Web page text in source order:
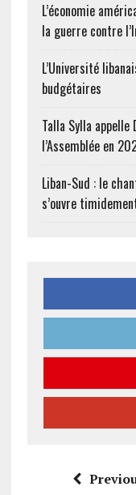
L’économie
la guerre contre
L’Université
budgétaires
Talla Sylla appelle
l’Assemblée en
Liban-Sud : le
s’ouvre